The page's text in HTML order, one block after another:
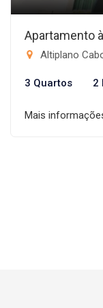
Apartamento
Altiplano
3 Quartos 2
Mais